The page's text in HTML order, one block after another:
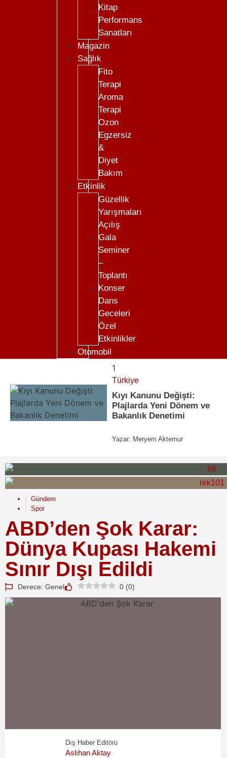
Kitap
Performans
Sanatları
Magazin
Sağlık
Fito
Terapi
Aroma
Terapi
Ozon
Egzersiz
&
Diyet
Bakım
Etkinlik
Güzellik
Yarışmaları
Açılış
Gala
Seminer
–
Toplantı
Konser
Dans
Geceleri
Özel
Etkinlikler
Otomobil
1
Türkiye
Kıyı Kanunu Değişti:
Plajlarda Yeni Dönem ve
Bakanlık Denetimi
Yazar: Meryem Aktemur
Gündem
Spor
ABD’den Şok Karar:
Dünya Kupası Hakemi
Sınır Dışı Edildi
Derece: Genel 0 (0)
Dış Haber Editörü
Aslıhan Aktay